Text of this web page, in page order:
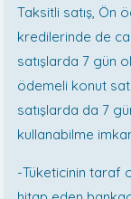
Taksitli satış, Ön
kredilerinde de
satışlarda 7 gün
ödemeli konut
satışlarda da 7
kullanabilme
-Tüketicinin taraf